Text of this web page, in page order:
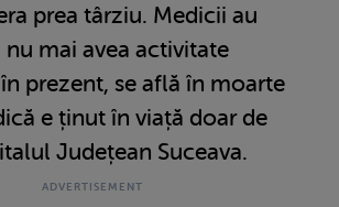
prea târziu. Medicii au
mai avea activitate
prezent, se află în moarte
e ținut în viață doar de
Județean Suceava.